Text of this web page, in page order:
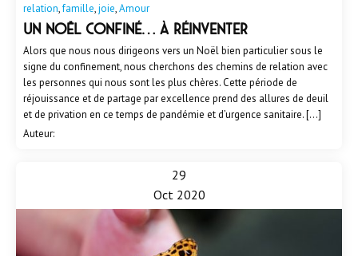
relation,famille,joie,Amour
Un Noël confiné… à réinventer
Alors que nous nous dirigeons vers un Noël bien particulier sous le
signe du confinement, nous cherchons des chemins de relation avec
les personnes qui nous sont les plus chères. Cette période de
réjouissance et de partage par excellence prend des allures de deuil
et de privation en ce temps de pandémie et d’urgence sanitaire. […]
Auteur:
29
Oct 2020